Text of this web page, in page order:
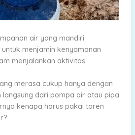
air yang mandiri
menjamin kenyamanan
menjalankan aktivitas.
merasa cukup hanya dengan
langsung dari pompa air atau pipa
kenapa harus pakai toren